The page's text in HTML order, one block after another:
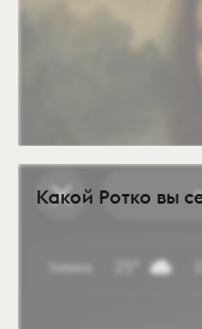
Какой Ротко вы